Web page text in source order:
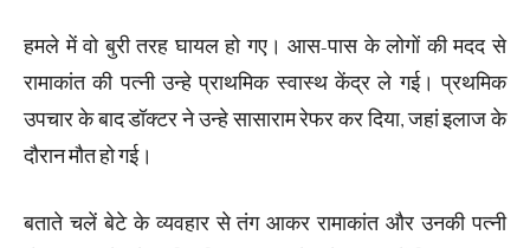
हमले में वो बुरी तरह घायल हो गए। आस-पास के लोगों की मदद से
रामाकांत की पत्नी उन्हे प्राथमिक स्वास्थ केंद्र ले गई। प्रथमिक
उपचार के बाद डॉक्टर ने उन्हे सासाराम रेफर कर दिया, जहां इलाज के
दौरान मौत हो गई।
बताते चलें बेटे के व्यवहार से तंग आकर रामाकांत और उनकी पत्नी